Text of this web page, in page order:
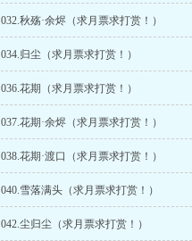
032.秋殇·余烬（求月票求打赏！）
034.归尘（求月票求打赏！）
036.花期（求月票求打赏！）
037.花期·余烬（求月票求打赏！）
038.花期·渡口（求月票求打赏！）
040.雪落满头（求月票求打赏！）
042.尘归尘（求月票求打赏！）